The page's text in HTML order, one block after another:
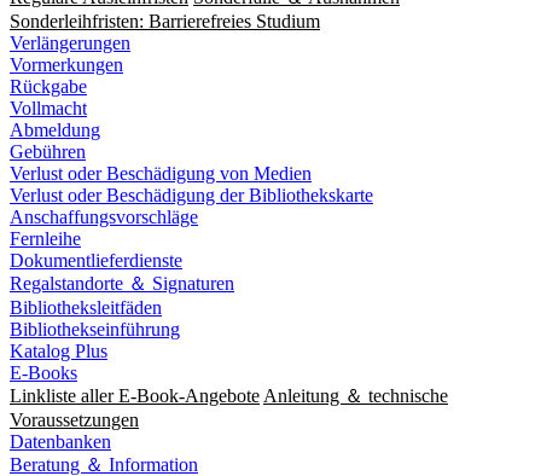
Sonderleihfristen: Barrierefreies Studium
Verlängerungen
Vormerkungen
Rückgabe
Vollmacht
Abmeldung
Gebühren
Verlust oder Beschädigung von Medien
Verlust oder Beschädigung der Bibliothekskarte
Anschaffungsvorschläge
Fernleihe
Dokumentlieferdienste
Regalstandorte ＆ Signaturen
Bibliotheksleitfäden
Bibliothekseinführung
Katalog Plus
E-Books
Linkliste aller E-Book-Angebote Anleitung ＆ technische
Voraussetzungen
Datenbanken
Beratung ＆ Information